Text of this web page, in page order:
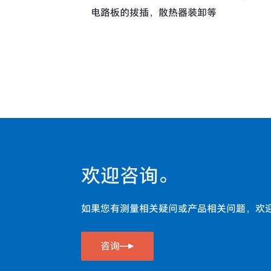
电路板的拔插，散热器装卸等
欢迎咨询。
如果您有测量相关疑问或产品相关问题，欢
咨询